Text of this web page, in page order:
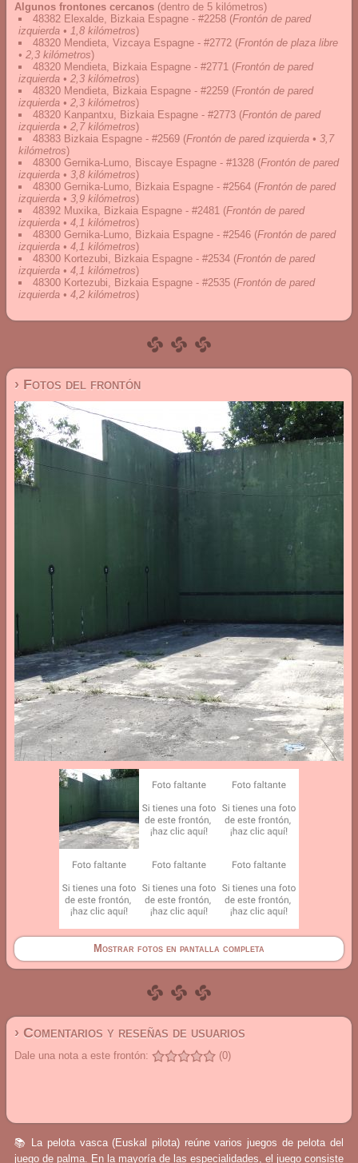
Algunos frontones cercanos (dentro de 5 kilómetros)
48382 Elexalde, Bizkaia Espagne - #2258 (Frontón de pared
izquierda • 1,8 kilómetros)
48320 Mendieta, Vizcaya Espagne - #2772 (Frontón de plaza libre
• 2,3 kilómetros)
48320 Mendieta, Bizkaia Espagne - #2771 (Frontón de pared
izquierda • 2,3 kilómetros)
48320 Mendieta, Bizkaia Espagne - #2259 (Frontón de pared
izquierda • 2,3 kilómetros)
48320 Kanpantxu, Bizkaia Espagne - #2773 (Frontón de pared
izquierda • 2,7 kilómetros)
48383 Bizkaia Espagne - #2569 (Frontón de pared izquierda • 3,7
kilómetros)
48300 Gernika-Lumo, Biscaye Espagne - #1328 (Frontón de pared
izquierda • 3,8 kilómetros)
48300 Gernika-Lumo, Bizkaia Espagne - #2564 (Frontón de pared
izquierda • 3,9 kilómetros)
48392 Muxika, Bizkaia Espagne - #2481 (Frontón de pared
izquierda • 4,1 kilómetros)
48300 Gernika-Lumo, Bizkaia Espagne - #2546 (Frontón de pared
izquierda • 4,1 kilómetros)
48300 Kortezubi, Bizkaia Espagne - #2534 (Frontón de pared
izquierda • 4,1 kilómetros)
48300 Kortezubi, Bizkaia Espagne - #2535 (Frontón de pared
izquierda • 4,2 kilómetros)
› Fotos del frontón
Mostrar fotos en pantalla completa
› Comentarios y reseñas de usuarios
Dale una nota a este frontón: (0)
📚 La pelota vasca (Euskal pilota) reúne varios juegos de pelota del
juego de palma. En la mayoría de las especialidades, el juego consiste